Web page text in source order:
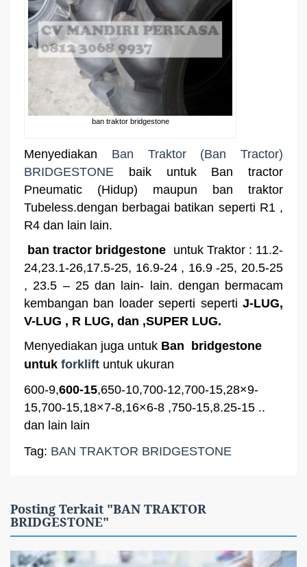
ban traktor bridgestone
Menyediakan Ban Traktor (Ban Tractor)
BRIDGESTONE baik untuk Ban tractor
Pneumatic (Hidup) maupun ban traktor
Tubeless.dengan berbagai batikan seperti R1 ,
R4 dan lain lain.
ban tractor bridgestone untuk Traktor : 11.2-
24,23.1-26,17.5-25, 16.9-24 , 16.9 -25, 20.5-25
, 23.5 – 25 dan lain- lain. dengan bermacam
kembangan ban loader seperti seperti J-LUG,
V-LUG , R LUG, dan ,SUPER LUG.
Menyediakan juga untuk Ban bridgestone
untuk forklift untuk ukuran
600-9,600-15,650-10,700-12,700-15,28×9-
15,700-15,18×7-8,16×6-8 ,750-15,8.25-15 ..
dan lain lain
Tag: BAN TRAKTOR BRIDGESTONE
Posting Terkait "BAN TRAKTOR
BRIDGESTONE"